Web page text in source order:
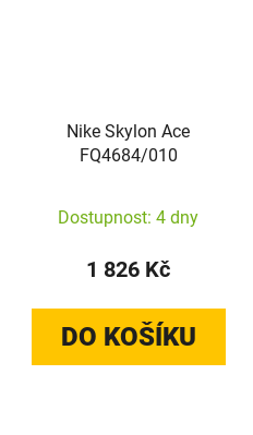
Nike Skylon Ace
FQ4684/010
Dostupnost: 4 dny
1 826 Kč
DO KOŠÍKU